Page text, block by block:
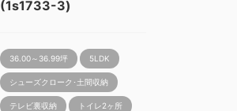
(1s1733-3)
36.00～36.99坪 5LDK
シューズクローク･土間収納
テレビ裏収納 トイレ2ヶ所